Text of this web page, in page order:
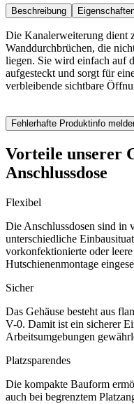
Beschreibung
Die Kanalerweiterung dient
Wanddurchbrüchen, die
liegen. Sie wird einfach auf
aufgesteckt und sorgt für
verbleibende sichtbare
Fehlerhafte Produktinfo
Vorteile unserer
Anschlussdose
Flexibel
Die Anschlussdosen sind in
unterschiedliche
vorkonfektionierte oder
Hutschienenmontage
Sicher
Das Gehäuse besteht aus
V-0. Damit ist ein sicherer
Arbeitsumgebungen
Platzsparendes
Die kompakte Bauform
auch bei begrenztem